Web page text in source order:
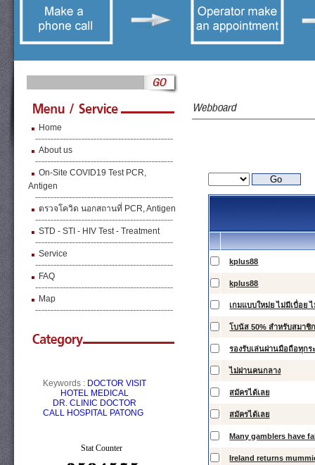
Home
About us
On-Site COVID19 Test PCR,
Antigen
ตรวจโควิด นอกสถานที่ PCR, Antigen
STD - STI - HIV Test - Treatment
Service
FAQ
Map
Keywords : DOCTOR VISIT
HOTEL MEDICAL
DR. CLINIC DOCTOR
CALL HOSPITAL PATONG
Stat Counter
kplus88
kplus88
เกมแบบใหม่ย ไม่มีเบื่อย
โบนัส 50% สำหรับสมาชิ
รองรับเล่นผ่านมือถือทุกร
ไม่ผ่านคนกลาง
สมัครได้เลย
สมัครได้เลย
Many gamblers have
Ireland returns